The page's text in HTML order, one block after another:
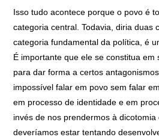
Isso tudo acontece porque o povo é
categoria central. Todavia, diria duas
categoria fundamental da política, é
É importante que ele se constitua em
para dar forma a certos
impossível falar em povo sem falar
em processo de identidade e em
invés de nos prendermos à dicotomia
deveríamos estar tentando